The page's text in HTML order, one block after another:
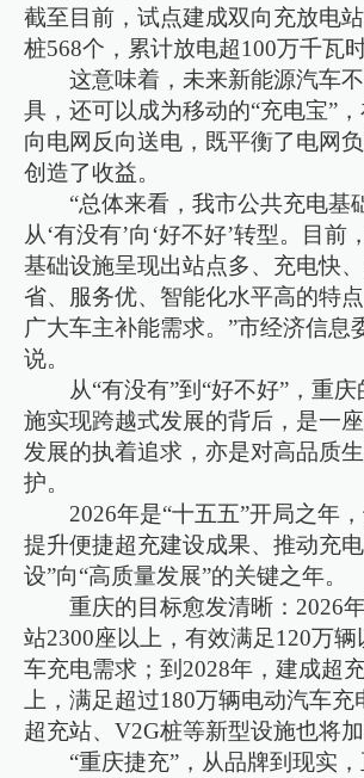
截至目前，试点建成双向充放电
桩568个，累计放电超100万千瓦时
这意味着，未来新能源汽车
具，还可以成为移动的“充电宝”
向电网反向送电，既平衡了电网
创造了收益。
“总体来看，我市公共充电基
从‘有没有’向‘好不好’转型。目前
基础设施呈现出站点多、充电快
省、服务优、智能化水平高的特
广大车主补能需求。”市经济信息
说。
从“有没有”到“好不好”，重
施实现跨越式发展的背后，是一
发展的执着追求，亦是对高品质
护。
2026年是“十五五”开局之年
提升便捷超充建设成果、推动充
设”向“高质量发展”的关键之年。
重庆的目标愈发清晰：2026
站2300座以上，有效满足120万
车充电需求；到2028年，建成超
上，满足超过180万辆电动汽车
超充站、V2G桩等新型设施也将加
“重庆捷充”，从品牌到现实